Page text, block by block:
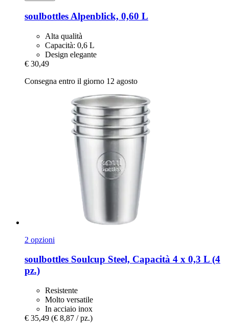
soulbottles Alpenblick, 0,60 L
Alta qualità
Capacità: 0,6 L
Design elegante
€ 30,49
Consegna entro il giorno 12 agosto
2 opzioni
soulbottles Soulcup Steel, Capacità 4 x 0,3 L (4
pz.)
Resistente
Molto versatile
In acciaio inox
€ 35,49 (€ 8,87 / pz.)